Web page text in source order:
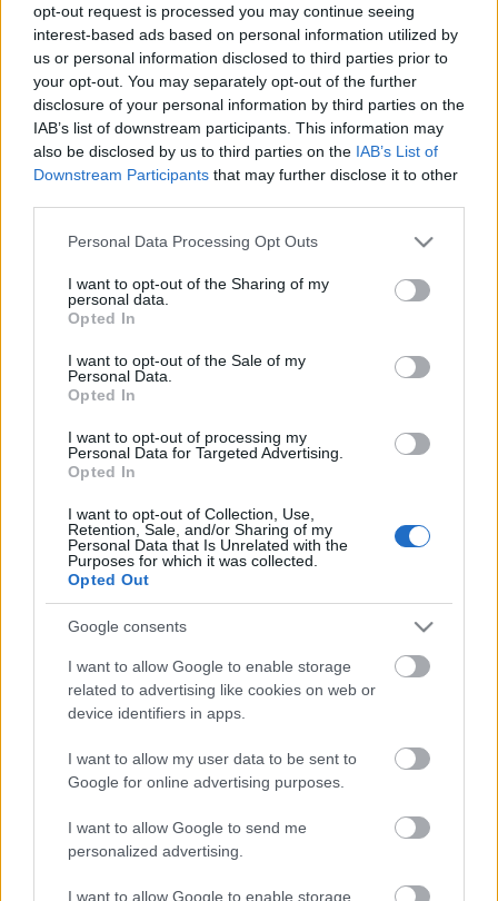
opt-out request is processed you may continue seeing
interest-based ads based on personal information utilized by
us or personal information disclosed to third parties prior to
your opt-out. You may separately opt-out of the further
disclosure of your personal information by third parties on the
IAB’s list of downstream participants. This information may
also be disclosed by us to third parties on the IAB’s List of
Downstream Participants that may further disclose it to other
Please note that this website/app uses one or more Google
not limited to your visit or usage behaviour. You may click to
grant or deny consent to Google and its third-party tags to
use your data for below specified purposes in below Google
consent section.
Personal Data Processing Opt Outs
I want to opt-out of the Sharing of my
personal data.
Opted In
I want to opt-out of the Sale of my
Personal Data.
Opted In
I want to opt-out of processing my
Personal Data for Targeted Advertising.
Opted In
I want to opt-out of Collection, Use,
Retention, Sale, and/or Sharing of my
Personal Data that Is Unrelated with the
Purposes for which it was collected.
Opted Out
Google consents
I want to allow Google to enable storage
related to advertising like cookies on web or
device identifiers in apps.
I want to allow my user data to be sent to
Google for online advertising purposes.
I want to allow Google to send me
personalized advertising.
I want to allow Google to enable storage
KECSKEMÉTEN IS SZAKIRÁNYÚ
TOVÁBBKÉPZÉSEKKEL ERŐSÍT A GÁL FERENC
EGYETEM
Országos hírek
A LAKOSSÁGRA IS FONTOS SZEREP HÁRUL A
SZÚNYOGINVÁZIÓ ELKERÜLÉSÉBEN
Országos hírek
FELHASZNÁLTA AZ EMBERISÉG A FÖLD EGÉSZ
ÉVRE ELEGENDŐ ERŐFORRÁSAIT
Helyi hírek
HIRDETÉS
LEGOLVASOTTABB
Indul a diákok pénzügyi ismereteit